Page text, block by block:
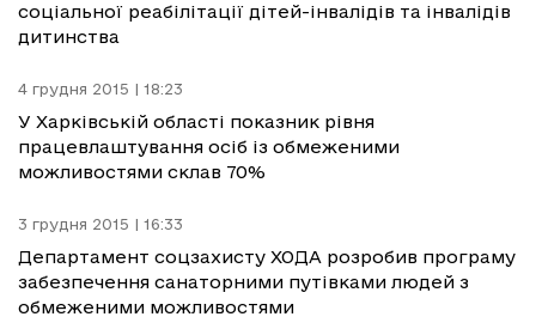
соціальної реабілітації дітей-інвалідів та інвалідів
дитинства
4 грудня 2015 | 18:23
У Харківській області показник рівня
працевлаштування осіб із обмеженими
можливостями склав 70%
3 грудня 2015 | 16:33
Департамент соцзахисту ХОДА розробив програму
забезпечення санаторними путівками людей з
обмеженими можливостями